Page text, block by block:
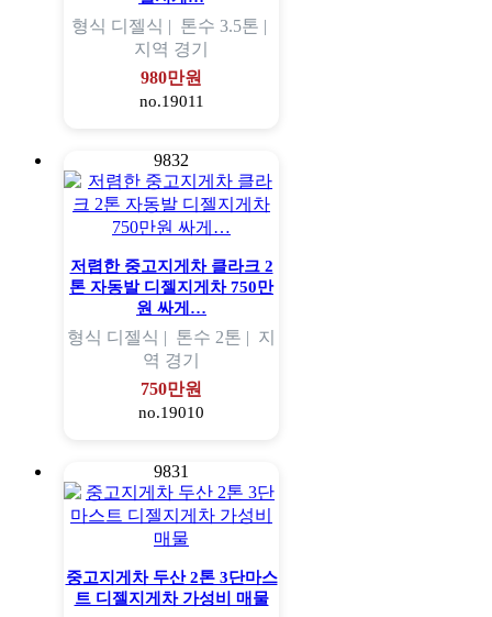
형식 디젤식 | 톤수 3.5톤 |
지역 경기
980만원
no.19011
9832
저렴한 중고지게차 클라크 2
톤 자동발 디젤지게차 750만
원 싸게…
형식 디젤식 | 톤수 2톤 | 지
역 경기
750만원
no.19010
9831
중고지게차 두산 2톤 3단마스
트 디젤지게차 가성비 매물